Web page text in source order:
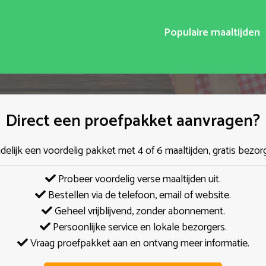
Populaire maaltijden
Direct een proefpakket aanvragen?
een voordelig pakket met 4 of 6 maaltijden, gratis
Probeer voordelig verse maaltijden uit.
Bestellen via de telefoon, email of website.
Geheel vrijblijvend, zonder abonnement.
Persoonlijke service en lokale bezorgers.
Vraag proefpakket aan en ontvang meer informatie.